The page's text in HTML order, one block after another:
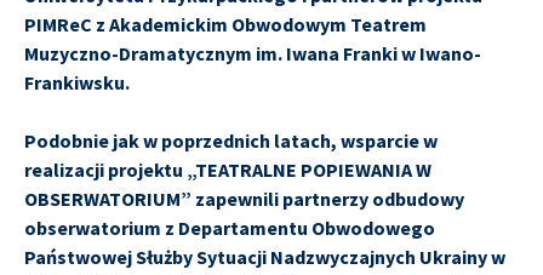
PIMReC z Akademickim Obwodowym Teatrem
Muzyczno-Dramatycznym im. Iwana Franki w Iwano-
Frankiwsku.
Podobnie jak w poprzednich latach, wsparcie w
realizacji projektu „TEATRALNE POPIEWANIA W
OBSERWATORIUM” zapewnili partnerzy odbudowy
obserwatorium z Departamentu Obwodowego
Państwowej Służby Sytuacji Nadzwyczajnych Ukrainy w